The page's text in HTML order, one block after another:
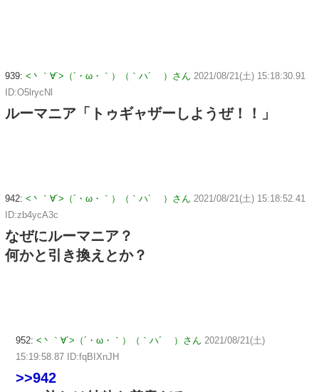
939: <丶｀∀´>（´・ω・｀）（｀ハ´ ）さん 2021/08/21(土) 15:18:30.91
ID:O5lrycNl
ルーマニア「トゥギャザーしようぜ！！」
942: <丶｀∀´>（´・ω・｀）（｀ハ´ ）さん 2021/08/21(土) 15:18:52.41
ID:zb4ycA3c
なぜにルーマニア？
何かと引き換えとか？
952: <丶｀∀´>（´・ω・｀）（｀ハ´ ）さん 2021/08/21(土)
15:19:58.87 ID:fqBIXnJH
>>942